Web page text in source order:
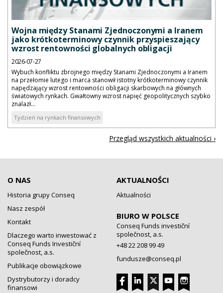
Wojna między Stanami Zjednoczonymi a Iranem
jako krótkoterminowy czynnik przyspieszający
wzrost rentowności globalnych obligacji
2026-07-27
Wybuch konfliktu zbrojnego między Stanami Zjednoczonymi a Iranem
na przełomie lutego i marca stanowił istotny krótkoterminowy czynnik
napędzający wzrost rentowności obligacji skarbowych na głównych
światowych rynkach. Gwałtowny wzrost napięć geopolitycznych szybko
znalazł...
Tydzień na rynkach finansowych
Przegląd wszystkich aktualności ›
O NAS
Historia grupy Conseq
Nasz zespół
Kontakt
Dlaczego warto inwestować z
Conseq Funds Investiční
společnost, a.s.
Publikacje obowiązkowe
Dystrybutorzy i doradcy
finansowi
AKTUALNOŚCI
Aktualności
BIURO W POLSCE
Conseq Funds investiční
společnost, a.s.
+48 22 208 99 49
fundusze@conseq.pl